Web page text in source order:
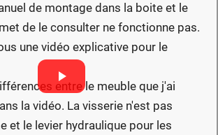
de montage dans la boite et le
de le consulter ne fonctionne pas.
une vidéo explicative pour le
entre le meuble que j'ai
la vidéo. La visserie n'est pas
et le levier hydraulique pour les